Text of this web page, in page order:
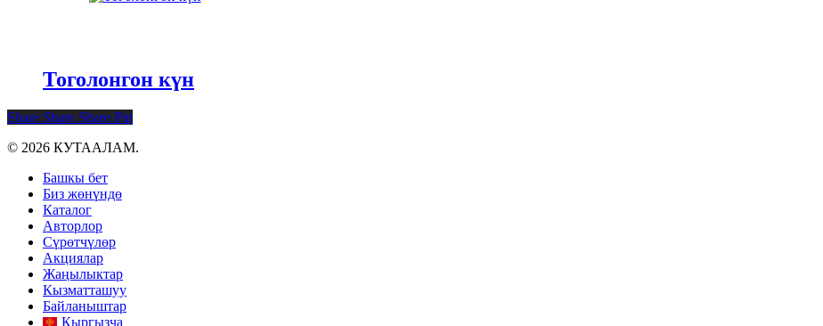
Тоголонгон күн
Share Share Share Pin
© 2026 КУТААЛАМ.
Close
Menu
Башкы бет
Биз жөнүндө
Каталог
Авторлор
Сүрөтчүлөр
Акциялар
Жаңылыктар
Кызматташуу
Байланыштар
Кыргызча